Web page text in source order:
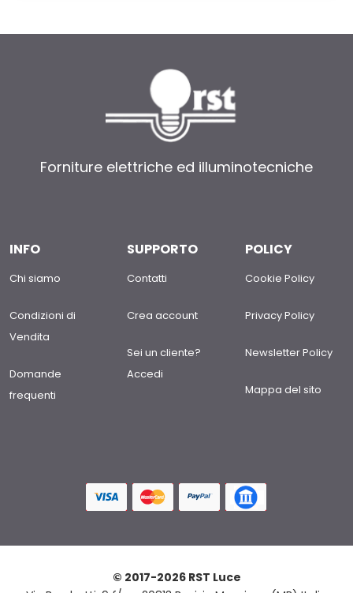
Forniture elettriche ed illuminotecniche
INFO
Chi siamo
Condizioni di
Vendita
Domande
frequenti
SUPPORTO
Contatti
Crea account
Sei un cliente?
Accedi
POLICY
Cookie Policy
Privacy Policy
Newsletter Policy
Mappa del sito
© 2017-2026 RST Luce